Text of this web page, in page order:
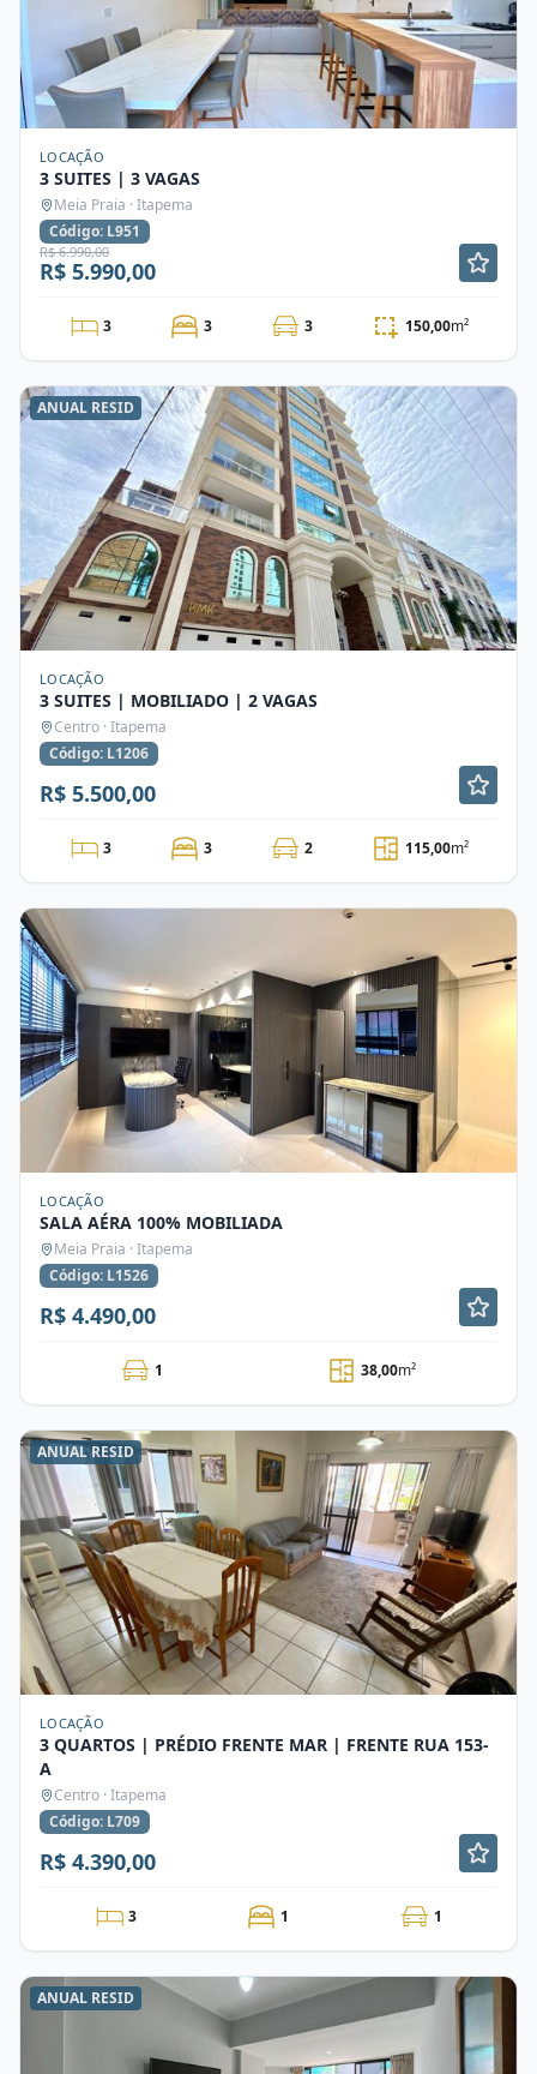
LOCAÇÃO
3 SUITES | 3 VAGAS
Meia Praia · Itapema
Código: L951
R$ 6.990,00
R$ 5.990,00
3 3 3 150,00m²
ANUAL RESID
LOCAÇÃO
3 SUITES | MOBILIADO | 2 VAGAS
Centro · Itapema
Código: L1206
R$ 5.500,00
3 3 2 115,00m²
LOCAÇÃO
SALA AÉRA 100% MOBILIADA
Meia Praia · Itapema
Código: L1526
R$ 4.490,00
1 38,00m²
ANUAL RESID
LOCAÇÃO
3 QUARTOS | PRÉDIO FRENTE MAR | FRENTE RUA 153-
A
Centro · Itapema
Código: L709
R$ 4.390,00
3 1 1
ANUAL RESID